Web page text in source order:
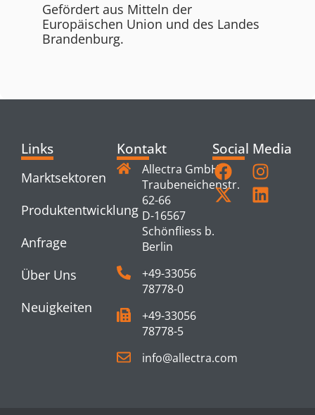
Gefördert aus Mitteln der
Europäischen Union und des Landes
Brandenburg.
Links
Marktsektoren
Produktentwicklung
Anfrage
Über Uns
Neuigkeiten
Kontakt
Allectra GmbH
Traubeneichenstr.
62-66
D-16567
Schönfliess b.
Berlin
+49-33056
78778-0
+49-33056
78778-5
info@allectra.com
Social Media